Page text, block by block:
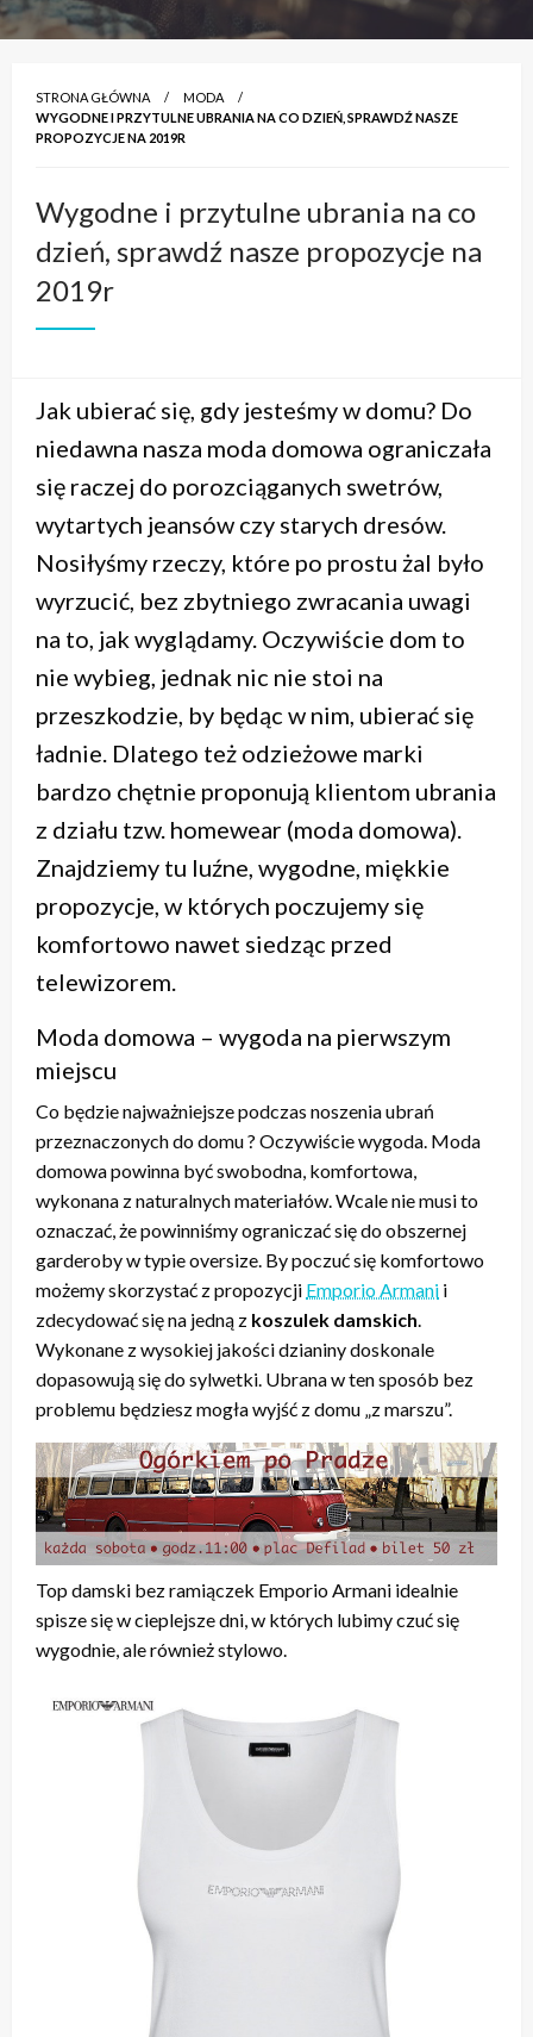
STRONA GŁÓWNA
MODA
WYGODNE I PRZYTULNE UBRANIA NA CO DZIEŃ, SPRAWDŹ NASZE
PROPOZYCJE NA 2019R
Wygodne i przytulne ubrania na co
dzień, sprawdź nasze propozycje na
2019r
Jak ubierać się, gdy jesteśmy w domu? Do
niedawna nasza moda domowa ograniczała
się raczej do porozciąganych swetrów,
wytartych jeansów czy starych dresów.
Nosiłyśmy rzeczy, które po prostu żal było
wyrzucić, bez zbytniego zwracania uwagi
na to, jak wyglądamy. Oczywiście dom to
nie wybieg, jednak nic nie stoi na
przeszkodzie, by będąc w nim, ubierać się
ładnie. Dlatego też odzieżowe marki
bardzo chętnie proponują klientom ubrania
z działu tzw. homewear (moda domowa).
Znajdziemy tu luźne, wygodne, miękkie
propozycje, w których poczujemy się
komfortowo nawet siedząc przed
telewizorem.
Moda domowa – wygoda na pierwszym
miejscu
Co będzie najważniejsze podczas noszenia ubrań
przeznaczonych do domu ? Oczywiście wygoda. Moda
domowa powinna być swobodna, komfortowa,
wykonana z naturalnych materiałów. Wcale nie musi to
oznaczać, że powinniśmy ograniczać się do obszernej
garderoby w typie oversize. By poczuć się komfortowo
możemy skorzystać z propozycji Emporio Armani i
zdecydować się na jedną z koszulek damskich
Wykonane z wysokiej jakości dzianiny doskonale
dopasowują się do sylwetki. Ubrana w ten sposób bez
problemu będziesz mogła wyjść z domu „z marszu”.
Top damski bez ramiączek Emporio Armani idealnie
spisze się w cieplejsze dni, w których lubimy czuć się
wygodnie, ale również stylowo.